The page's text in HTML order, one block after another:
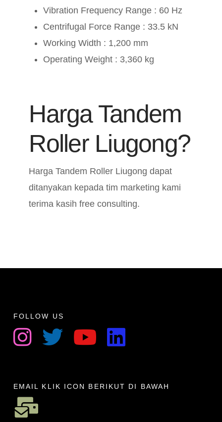
Vibration Frequency Range : 60 Hz
Centrifugal Force Range : 33.5 kN
Working Width : 1,200 mm
Operating Weight : 3,360 kg
Harga Tandem
Roller Liugong?
Harga Tandem Roller Liugong dapat
ditanyakan kepada tim marketing kami
terima kasih free consulting.
FOLLOW US
EMAIL KLIK ICON BERIKUT DI BAWAH